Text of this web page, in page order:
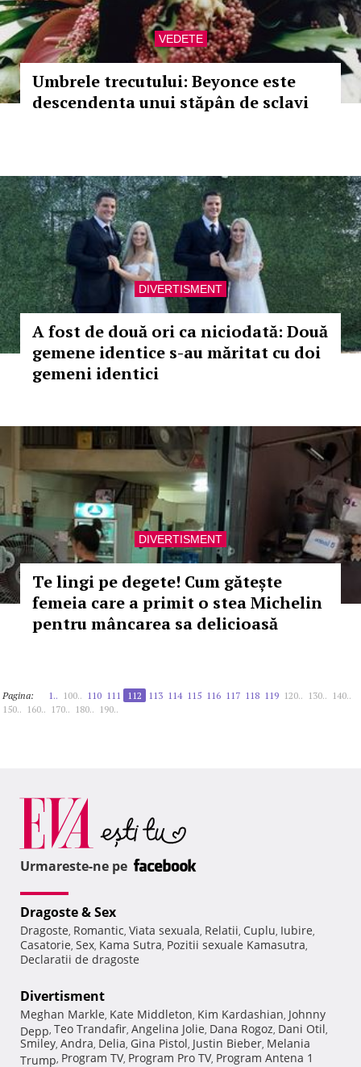
VEDETE
Umbrele trecutului: Beyonce este
descendenta unui stăpân de sclavi
DIVERTISMENT
A fost de două ori ca niciodată: Două
gemene identice s-au măritat cu doi
gemeni identici
DIVERTISMENT
Te lingi pe degete! Cum gătește
femeia care a primit o stea Michelin
pentru mâncarea sa delicioasă
Pagina: 1.. 100.. 110 111 112 113 114 115 116 117 118 119 120.. 130.. 140..
150.. 160.. 170.. 180.. 190..
Urmareste-ne pe
Dragoste & Sex
Dragoste, Romantic, Viata sexuala, Relatii, Cuplu, Iubire,
Casatorie, Sex, Kama Sutra, Pozitii sexuale Kamasutra,
Declaratii de dragoste
Divertisment
Meghan Markle, Kate Middleton, Kim Kardashian, Johnny
Depp, Teo Trandafir, Angelina Jolie, Dana Rogoz, Dani Otil,
Smiley, Andra, Delia, Gina Pistol, Justin Bieber, Melania
Trump, Program TV, Program Pro TV, Program Antena 1